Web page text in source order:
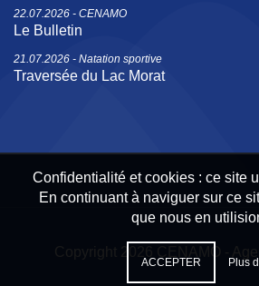
22.07.2026 - CENAMO
Le Bulletin
21.07.2026 - Natation sportive
Traversée du Lac Morat
Confidentialité et cookies : ce site
En continuant à naviguer sur ce
que nous en
ACCEPTER Plus